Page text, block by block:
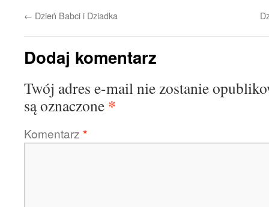
← Dzień Babci i Dziadka
Dodaj komentarz
Twój adres e-mail nie zostanie
są oznaczone *
Komentarz *